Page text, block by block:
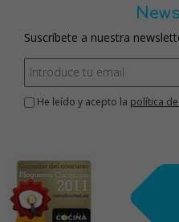
Suscríbete a nuestra
He leído y acepto la política